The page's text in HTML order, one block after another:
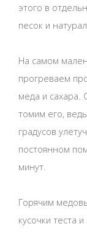
этого в
песок и
На самом
прогреваем
меда и сахара.
томим его,
градусов
постоянном
минут.
Горячим
кусочки теста